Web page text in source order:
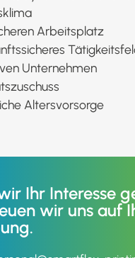
Arbeitsplatz
Unternehmen
Altersvorsorge
Ihr Interesse
wir uns auf